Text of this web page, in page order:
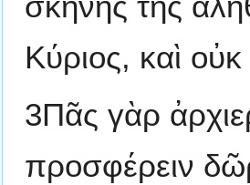
Κύριος, καὶ
3Πᾶς γὰρ
προσφέρειν